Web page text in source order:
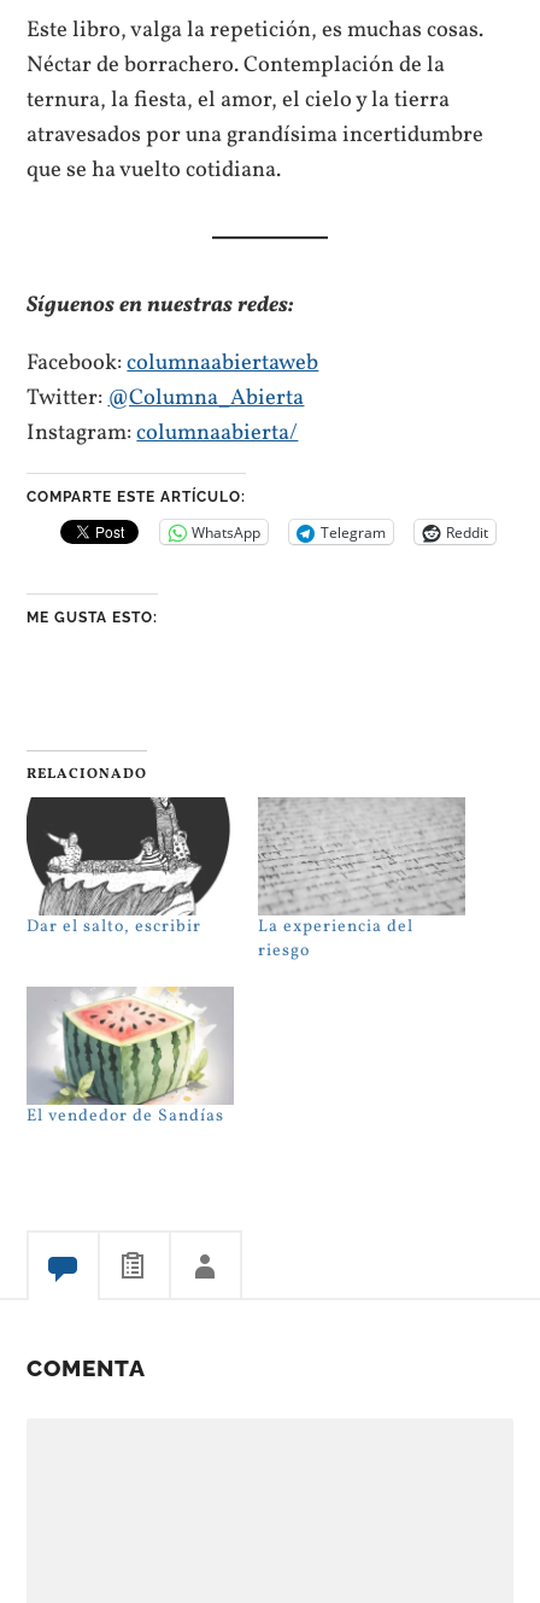
Este libro, valga la repetición, es muchas cosas.
Néctar de borrachero. Contemplación de la
ternura, la fiesta, el amor, el cielo y la tierra
atravesados por una grandísima incertidumbre
que se ha vuelto cotidiana.
Síguenos en nuestras redes:
Facebook:columnaabiertaweb
Twitter:@Columna_Abierta
Instagram:columnaabierta/
COMPARTE ESTE ARTÍCULO:
WhatsApp Telegram Reddit
ME GUSTA ESTO:
RELACIONADO
Dar el salto, escribir
La experiencia del
riesgo
El vendedor de Sandías
COMENTA